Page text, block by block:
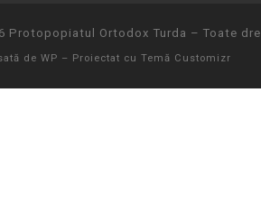
Protopopiatul Ortodox Turda – Toate
de WP – Proiectat cu Temă Customizr